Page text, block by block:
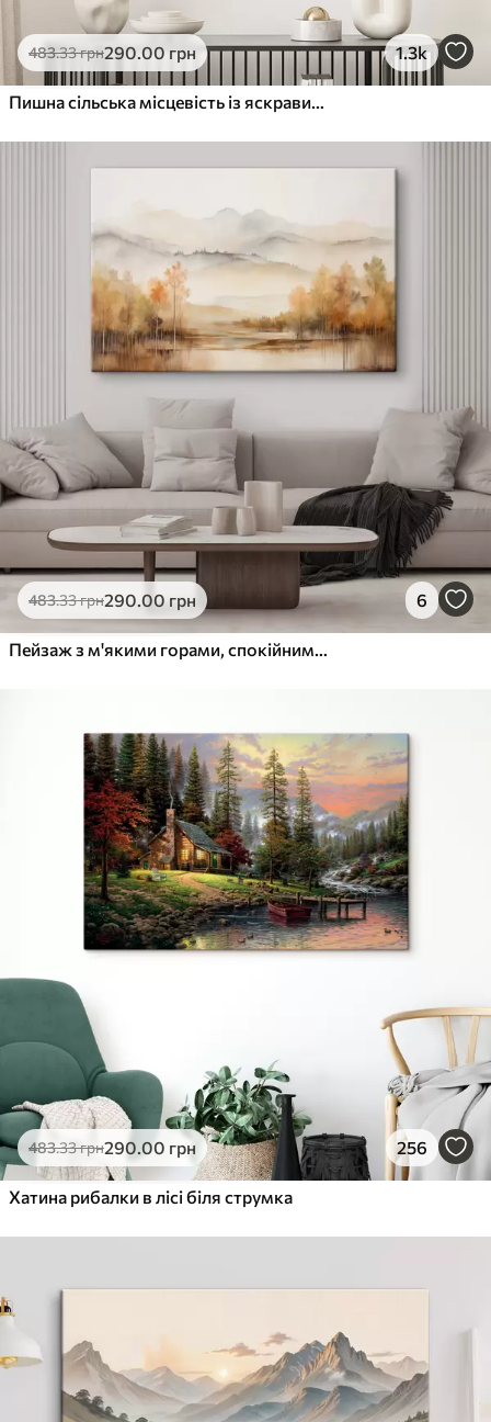
483.33грн290.00 грн 1.3k
Пишна сільська місцевість із яскравим лугом диких квітів, наповненим різнокольоровими квітами під хмарним небом
483.33грн290.00 грн 6
Пейзаж з м'якими горами, спокійним озером, що відображає пейзаж, і деревами з помаранчевим листям
483.33грн290.00 грн 256
Хатина рибалки в лісі біля струмка